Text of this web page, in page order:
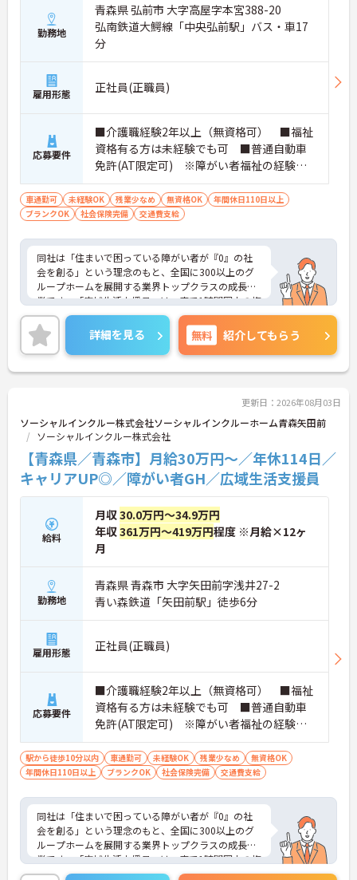
・定年70歳、再雇用75歳までという業界屈指の制度
があり、20代から60代まで幅広い年代が活躍してい
ます。年間休日も114日確保されているため、無理
なく長期的なキャリアを築いていただけます。
・全施設がバリアフリー設計かつ最新設備を備えて
おり、清潔感にあふれた美しい環境です。ハード面
ご利用者様の安全性はもちろん、働くスタッフにと
っても身体的負担が少なく、高いモチベーションを
保って業務に集中できます。
勤務地
青森県 弘前市 大字高屋字本宮388-20
弘南鉄道大鰐線「中央弘前駅」バス・車17
分
雇用形態 正社員(正職員)
応募要件
■介護職経験2年以上（無資格可） ■福祉
資格有る方は未経験でも可 ■普通自動車
免許(AT限定可) ※障がい者福祉の経験は
不問です。※実務経験2年以上の方、障がい
者福祉に関する経験をお持ちの方大歓迎
車通勤可 未経験OK 残業少なめ 無資格OK
年間休日110日以上
ブランクOK
社会保険完備 交通費支給
同社は「住まいで困っている障がい者が『0』の社
会を創る」という理念のもと、全国に300以上のグ
ループホームを展開する業界トップクラスの成長企
業です。「広域生活支援員」は、車で1時間圏内の複
数施設を横断的に担当し、現場支援とパートスタッ
フのサポートを行うハイクラスなポジションです。
最新設備とバリアフリーが完備され、スタッフの身
体的負担が少なく、広域手当5万円が付与されるこ
とで高い給与水準を実現しています。年間休日114
効率化など、ワークライフバランスを保ちながら定
年70歳まで長期的に活躍できる制度が盤石に整って
います。複数施設を経験することで培われるマネジ
メント視点は、将来的なエリアマネージャーへのキ
ャリアアップにも直結しており、最新の環境で専門
性を発揮したいプロフェッショナルの方にお勧めで
す。
★おすすめPOINT★
・広域支援員として複数のホームを巡るため、各ホ
ームのパートスタッフの教育やサポートにも携わる
ネージャー候補としてのステップアップに直結しま
す。
があり、20代から60代まで幅広い年代が活躍してい
ます。年間休日も114日確保されているため、無理
なく長期的なキャリアを築いていただけます。
・全施設がバリアフリー設計かつ最新設備を備えて
おり、清潔感にあふれた美しい環境です。ハード面
に加え、ソフト面でも「献立の事前決定・レシピ完
備」により現場の負担が大幅に軽減されています。
ご利用者様の安全性はもちろん、働くスタッフにと
っても身体的負担が少なく、高いモチベーションを
保って業務に集中できます。
詳細を見る 無料 紹介してもらう
更新日：2026年08月03日
ソーシャルインクルー株式会社ソーシャルインクルーホーム青森矢田前
ソーシャルインクルー株式会社
【青森県／青森市】月給30万円～／年休114日／
キャリアUP◎／障がい者GH／広域生活支援員
給料
月収30.0万円～34.9万円
年収361万円～419万円程度 ※月給×12ヶ
月
勤務地
青森県 青森市 大字矢田前字浅井27-2
青い森鉄道「矢田前駅」徒歩6分
雇用形態 正社員(正職員)
応募要件
■介護職経験2年以上（無資格可） ■福祉
資格有る方は未経験でも可 ■普通自動車
免許(AT限定可) ※障がい者福祉の経験は
不問です。※実務経験2年以上の方、障がい
者福祉に関する経験をお持ちの方大歓迎
駅から徒歩10分以内 車通勤可 未経験OK 残業少なめ
無資格OK
年間休日110日以上
ブランクOK 社会保険完備 交通費支給
同社は「住まいで困っている障がい者が『0』の社
会を創る」という理念のもと、全国に300以上のグ
ループホームを展開する業界トップクラスの成長企
業です。「広域生活支援員」は、車で1時間圏内の複
数施設を横断的に担当し、現場支援とパートスタッ